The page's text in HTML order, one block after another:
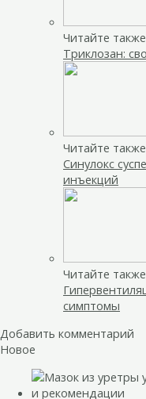
Читайте
Триклозан:
Читайте
Синулокс
инъекций
Читайте
симптомы
Добавить комментарий
Новое